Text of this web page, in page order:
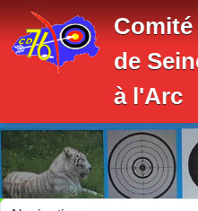
Comité
de
à l'Arc
Panneau de gestion des